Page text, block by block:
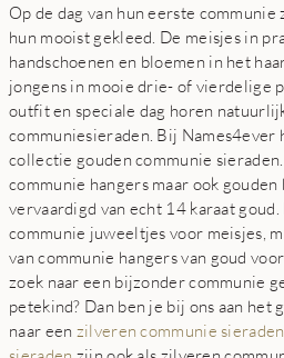
Op de dag van hun eerste
hun mooist gekleed. De meisjes in
handschoenen en bloemen in het
jongens in mooie drie- of vierdelige
outfit en speciale dag horen
communiesieraden. Bij Names4ever
collectie gouden communie
communie hangers maar ook gouden
vervaardigd van echt 14 karaat
communie juweeltjes voor meisjes,
van communie hangers van goud
zoek naar een bijzonder communie
petekind? Dan ben je bij ons aan het
naar een zilveren communie sieraden